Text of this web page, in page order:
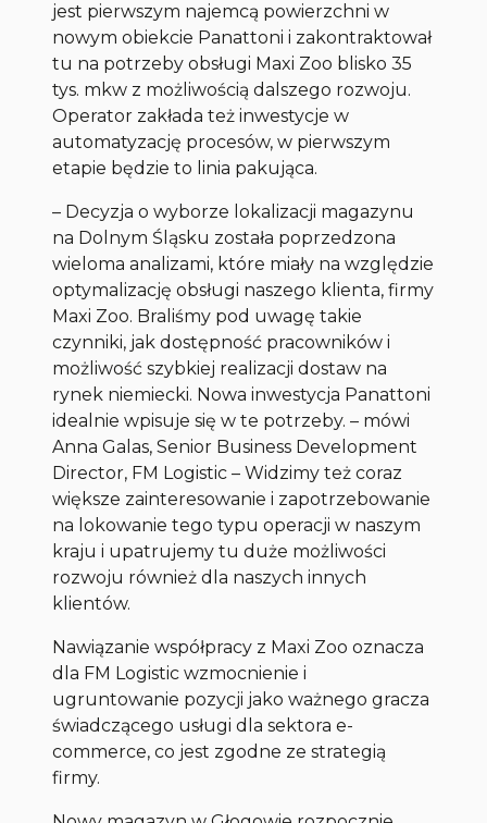
jest pierwszym najemcą powierzchni w
nowym obiekcie Panattoni i zakontraktował
tu na potrzeby obsługi Maxi Zoo blisko 35
tys. mkw z możliwością dalszego rozwoju.
Operator zakłada też inwestycje w
automatyzację procesów, w pierwszym
etapie będzie to linia pakująca.
– Decyzja o wyborze lokalizacji magazynu
na Dolnym Śląsku została poprzedzona
wieloma analizami, które miały na względzie
optymalizację obsługi naszego klienta, firmy
Maxi Zoo. Braliśmy pod uwagę takie
czynniki, jak dostępność pracowników i
możliwość szybkiej realizacji dostaw na
rynek niemiecki. Nowa inwestycja Panattoni
idealnie wpisuje się w te potrzeby. – mówi
Anna Galas, Senior Business Development
Director, FM Logistic – Widzimy też coraz
większe zainteresowanie i zapotrzebowanie
na lokowanie tego typu operacji w naszym
kraju i upatrujemy tu duże możliwości
rozwoju również dla naszych innych
klientów.
Nawiązanie współpracy z Maxi Zoo oznacza
dla FM Logistic wzmocnienie i
ugruntowanie pozycji jako ważnego gracza
świadczącego usługi dla sektora e-
commerce, co jest zgodne ze strategią
firmy.